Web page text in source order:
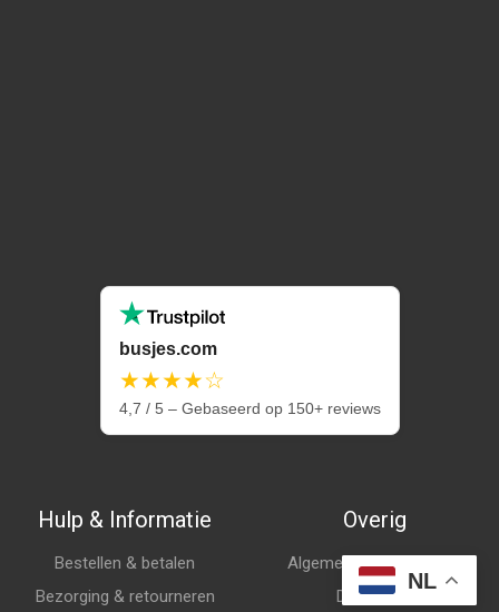
busjes.com
★★★★☆
4,7 / 5 – Gebaseerd op 150+ reviews
Hulp & Informatie
Bestellen & betalen
Bezorging & retourneren
Overig
Algemene voorwaarden
Disclaimer
NL